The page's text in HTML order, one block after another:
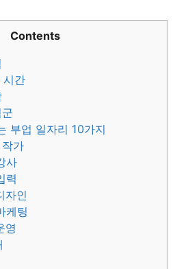
Contents
시간
부업 일자리 10가지
가
사
력
자인
케팅
영